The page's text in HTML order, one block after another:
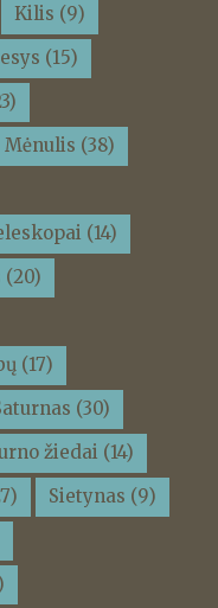
Kilis (9)
(15)
Mėnulis (38)
(14)
(20)
(17)
(30)
žiedai (14)
Sietynas (9)